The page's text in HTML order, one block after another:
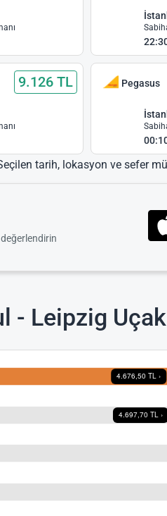
9.126 TL Pegasus
tarih, lokasyon ve sefer
- Leipzig